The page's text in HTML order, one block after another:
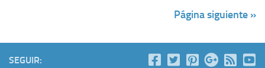
Página siguiente »
SEGUIR: